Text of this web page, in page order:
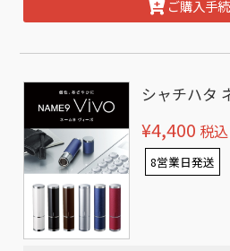
ご購入手
シャチハタ
¥4,400 税込
8営業日発送